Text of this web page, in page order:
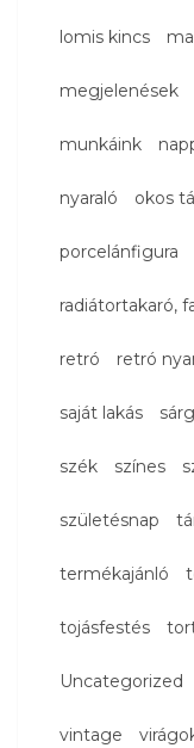
lomis kincs
megjelenések
munkáink
nyaraló okos
porcelánfigura
radiátortakaró,
retró retró
saját lakás
szék színes
születésnap
termékajánló
tojásfestés
Uncategorized
vintage